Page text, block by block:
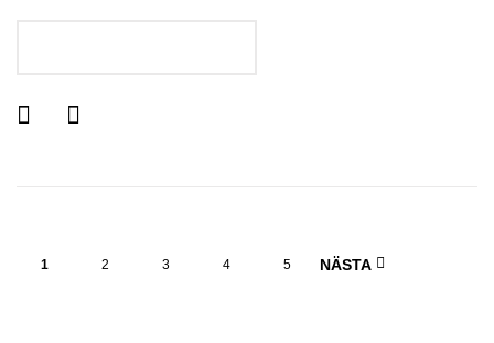
1 2 3 4 5 NÄSTA